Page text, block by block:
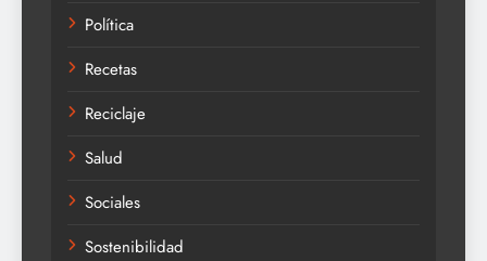
Política
Recetas
Reciclaje
Salud
Sociales
Sostenibilidad